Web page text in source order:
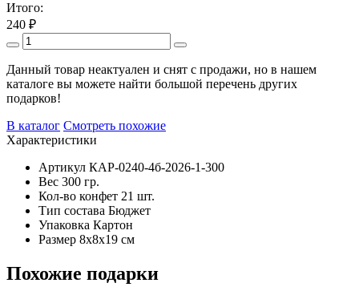
Итого:
240 ₽
Данный товар неактуален и снят с продажи, но в нашем
каталоге вы можете найти большой перечень других
подарков!
В каталог Смотреть похожие
Характеристики
Артикул КАР-0240-4б-2026-1-300
Вес 300 гр.
Кол-во конфет 21 шт.
Тип состава Бюджет
Упаковка Картон
Размер 8х8х19 см
Похожие подарки